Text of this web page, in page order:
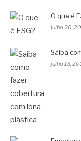
O que é
julho 20,
Saiba
julho 13,